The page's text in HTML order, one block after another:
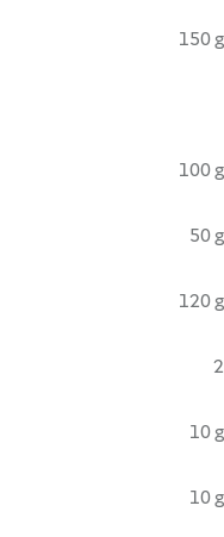
150 g
100 g
50 g
120 g
2
10 g
10 g